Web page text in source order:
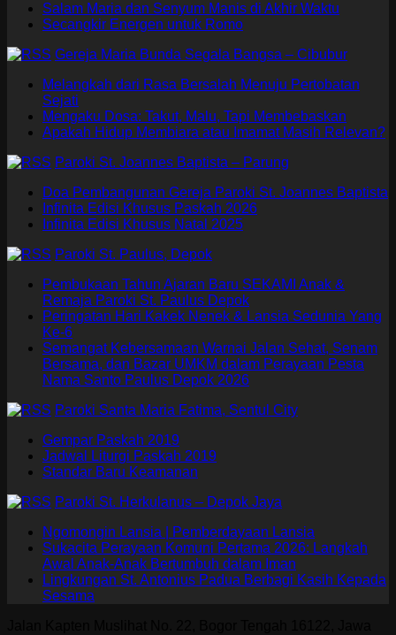
Salam Maria dan Senyum Manis di Akhir Waktu
Secangkir Energen untuk Romo
Gereja Maria Bunda Segala Bangsa – Cibubur
Melangkah dari Rasa Bersalah Menuju Pertobatan
Sejati
Mengaku Dosa: Takut, Malu, Tapi Membebaskan
Apakah Hidup Membiara atau Imamat Masih Relevan?
Paroki St. Joannes Baptista – Parung
Doa Pembangunan Gereja Paroki St. Joannes Baptista
Infinita Edisi Khusus Paskah 2026
Infinita Edisi Khusus Natal 2025
Paroki St. Paulus, Depok
Pembukaan Tahun Ajaran Baru SEKAMI Anak &
Remaja Paroki St. Paulus Depok
Peringatan Hari Kakek Nenek & Lansia Sedunia Yang
Ke-6
Semangat Kebersamaan Warnai Jalan Sehat, Senam
Bersama, dan Bazar UMKM dalam Perayaan Pesta
Nama Santo Paulus Depok 2026
Paroki Santa Maria Fatima, Sentul City
Gempar Paskah 2019
Jadwal Liturgi Paskah 2019
Standar Baru Keamanan
Paroki St. Herkulanus – Depok Jaya
Ngomongin Lansia | Pemberdayaan Lansia
Sukacita Perayaan Komuni Pertama 2026: Langkah
Awal Anak-Anak Bertumbuh dalam Iman
Lingkungan St. Antonius Padua Berbagi Kasih Kepada
Sesama